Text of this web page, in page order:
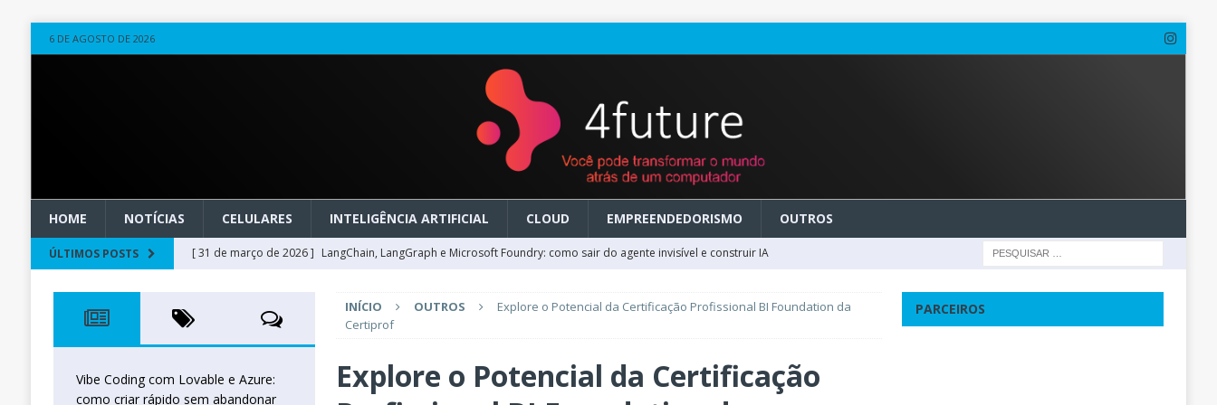
6 DE AGOSTO DE 2026
HOME NOTÍCIAS CELULARES INTELIGÊNCIA ARTIFICIAL CLOUD EMPREENDEDORISMO OUTROS
ÚLTIMOS POSTS [ 31 de março de 2026 ] LangChain, LangGraph e Microsoft Foundry: como sair do agente invisível e construir IA
[ 20 de março de 2026 ]
Microsoft Foundry em GA: como migrar do clássico sem transformar IA em dívida
técnica
INTELIGÊNCIA ARTIFICIAL
[ 27 de fevereiro de 2026 ]
Voice Agents no Microsoft Foundry: como desenhar experiências de voz em tempo
INÍCIO OUTROS
Explore o Potencial da Certificação Profissional BI Foundation da
Certiprof
Explore o Potencial da Certificação
Vibe Coding com Lovable e Azure:
como criar rápido sem abandonar
PARCEIROS